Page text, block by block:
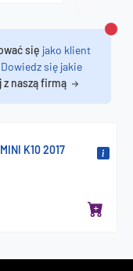
się jako klient
się jakie
naszą firmą
K10 2017